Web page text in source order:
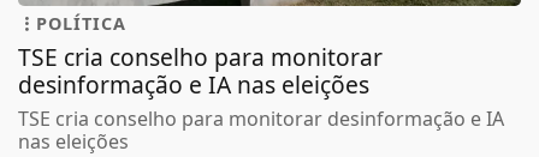
POLÍTICA
TSE cria conselho para monitorar
desinformação e IA nas eleições
TSE cria conselho para monitorar desinformação e IA
nas eleições